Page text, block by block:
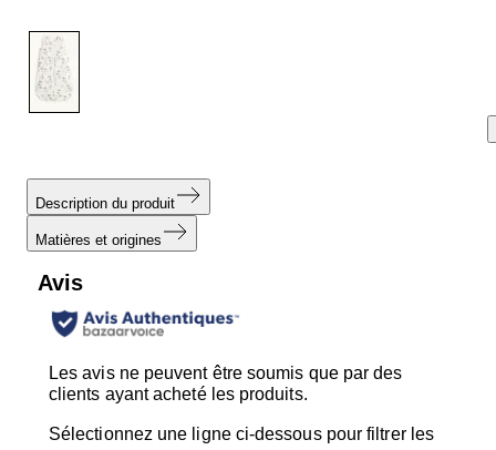
Description du produit
Matières et origines
Avis
Les avis ne peuvent être soumis que par des
clients ayant acheté les produits.
Sélectionnez une ligne ci-dessous pour filtrer les